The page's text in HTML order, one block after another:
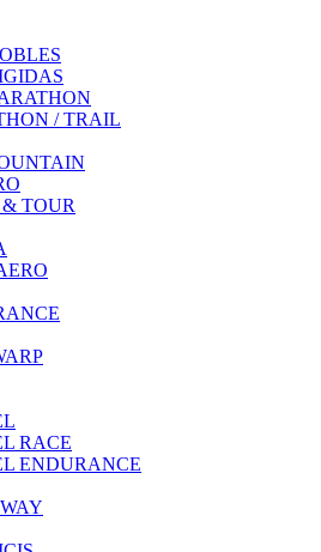
/ TRAIL
& TOUR
RACE
ENDURANCE